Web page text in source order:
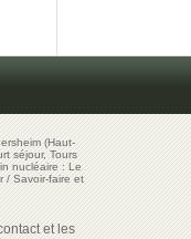
(Haut-
séjour, Tours
nucléaire : Le
/Savoir-faire et
et les